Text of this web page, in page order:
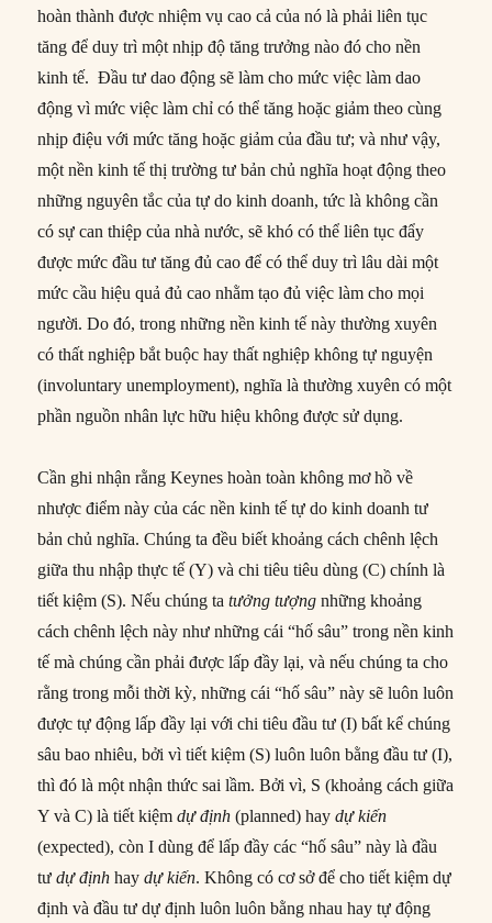
hoàn thành được nhiệm vụ cao cả của nó là phải liên tục
tăng để duy trì một nhịp độ tăng trưởng nào đó cho nền
kinh tế. Đầu tư dao động sẽ làm cho mức việc làm dao
động vì mức việc làm chỉ có thể tăng hoặc giảm theo cùng
nhịp điệu với mức tăng hoặc giảm của đầu tư; và như vậy,
một nền kinh tế thị trường tư bản chủ nghĩa hoạt động theo
những nguyên tắc của tự do kinh doanh, tức là không cần
có sự can thiệp của nhà nước, sẽ khó có thể liên tục đẩy
được mức đầu tư tăng đủ cao để có thể duy trì lâu dài một
mức cầu hiệu quả đủ cao nhằm tạo đủ việc làm cho mọi
người. Do đó, trong những nền kinh tế này thường xuyên
có thất nghiệp bắt buộc hay thất nghiệp không tự nguyện
(involuntary unemployment), nghĩa là thường xuyên có một
phần nguồn nhân lực hữu hiệu không được sử dụng.
Cần ghi nhận rằng Keynes hoàn toàn không mơ hồ về
nhược điểm này của các nền kinh tế tự do kinh doanh tư
bản chủ nghĩa. Chúng ta đều biết khoảng cách chênh lệch
giữa thu nhập thực tế (Y) và chi tiêu tiêu dùng (C) chính là
tiết kiệm (S). Nếu chúng tatưởng tượng những khoảng
cách chênh lệch này như những cái “hố sâu” trong nền kinh
tế mà chúng cần phải được lấp đầy lại, và nếu chúng ta cho
rằng trong mỗi thời kỳ, những cái “hố sâu” này sẽ luôn luôn
được tự động lấp đầy lại với chi tiêu đầu tư (I) bất kể chúng
sâu bao nhiêu, bởi vì tiết kiệm (S) luôn luôn bằng đầu tư (I),
thì đó là một nhận thức sai lầm. Bởi vì, S (khoảng cách giữa
Y và C) là tiết kiệmdự định (planned) haydự kiến
(expected), còn I dùng để lấp đầy các “hố sâu” này là đầu
tưdự định haydự kiến. Không có cơ sở để cho tiết kiệm dự
định và đầu tư dự định luôn luôn bằng nhau hay tự động